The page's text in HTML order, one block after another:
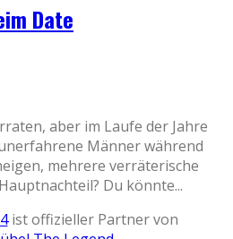
Date
aber im Laufe der Jahre
Männer während
mehrere verräterische
Du könnte...
ist offizieller Partner von